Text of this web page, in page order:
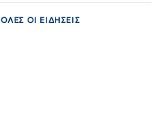
ΟΛΕΣ ΟΙ ΕΙΔΗΣΕΙΣ